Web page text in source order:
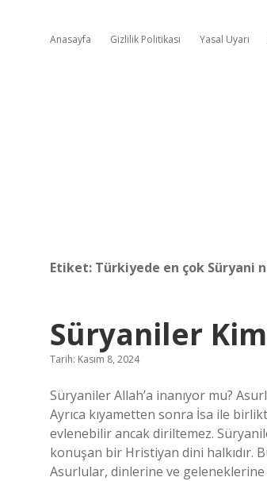
Anasayfa Gizlilik Politikası Yasal Uyarı
Etiket: Türkiyede en çok Süryani
Süryaniler
Tarih: Kasım 8, 2024
Süryaniler Allah’a inanıyor mu?
Ayrıca kıyametten sonra İsa ile
evlenebilir ancak diriltemez.
konuşan bir Hristiyan dini halkıdır.
Asurlular, dinlerine ve